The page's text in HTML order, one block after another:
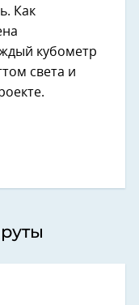
Как
кубометр
света и